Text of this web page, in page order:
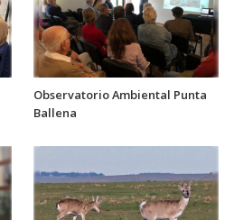
Observatorio Ambiental Punta
Ballena